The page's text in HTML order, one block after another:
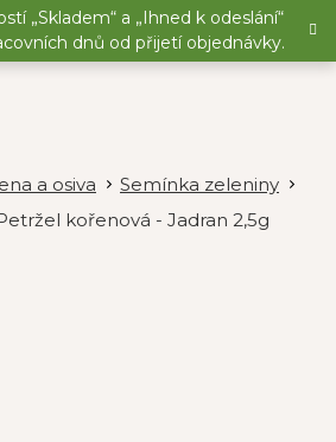
„Skladem“ a „Ihned k odeslání“
dnů od přijetí objednávky.
a osiva
Semínka zeleniny
kořenová - Jadran 2,5g